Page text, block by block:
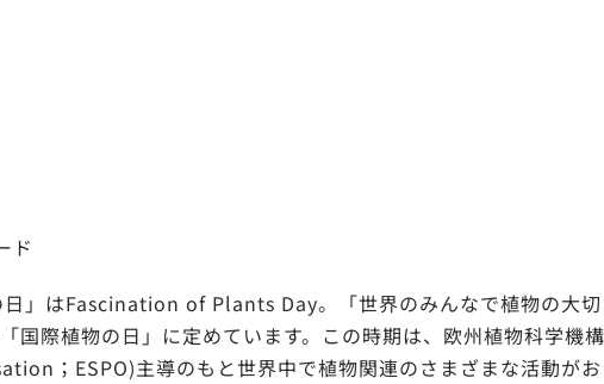
ド
」はFascination of Plants Day。「世界のみんなで植物の大切
国際植物の日」に定めています。この時期は、欧州植物科学
；ESPO)主導のもと世界中で植物関連のさまざまな活動がお